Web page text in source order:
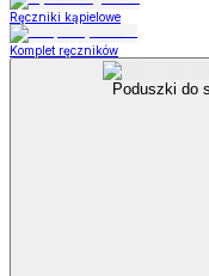
Ręczniki kąpielowe
Komplet ręczników
Poduszki do